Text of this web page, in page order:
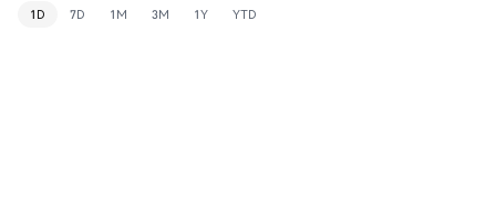
1D 7D 1M 3M 1Y YTD